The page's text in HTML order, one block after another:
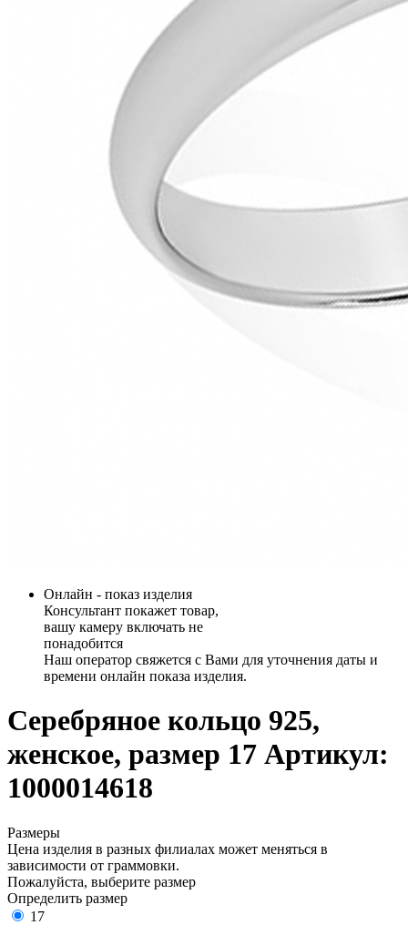
Онлайн - показ изделия
Консультант покажет товар,
вашу камеру включать не
понадобится
Наш оператор свяжется с Вами для уточнения даты и
времени онлайн показа изделия.
Серебряное кольцо 925,
женское, размер 17 Артикул:
1000014618
Размеры
Цена изделия в разных филиалах может меняться в
зависимости от граммовки.
Пожалуйста, выберите размер
Определить размер
17